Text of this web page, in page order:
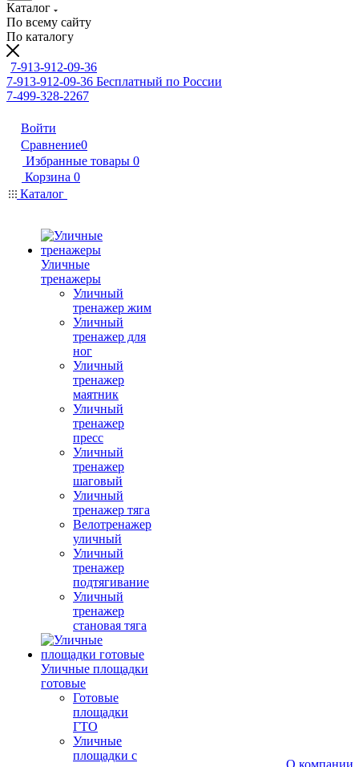
Каталог
По всему сайту
По каталогу
7-913-912-09-36
7-913-912-09-36 Бесплатный по России
7-499-328-2267
Войти
Сравнение0
Избранные товары 0
Корзина 0
Каталог
Уличные
тренажеры
Уличный
тренажер жим
Уличный
тренажер для
ног
Уличный
тренажер
маятник
Уличный
тренажер
пресс
Уличный
тренажер
шаговый
Уличный
тренажер тяга
Велотренажер
уличный
Уличный
тренажер
подтягивание
Уличный
тренажер
становая тяга
Уличные площадки
готовые
Готовые
площадки
ГТО
Уличные
площадки с
О компании